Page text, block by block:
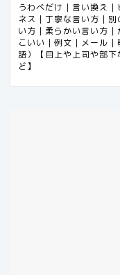
うわべだけ｜言い換え｜
ネス｜丁寧な言い方｜別
い方｜柔らかい言い方｜
こいい｜例文｜メール｜
語）【目上や上司や部下
ど】